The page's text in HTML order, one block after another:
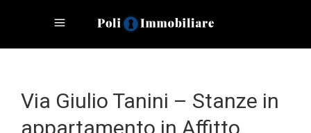
Via Giulio Tanini – Stanze in
appartamento in Affitto